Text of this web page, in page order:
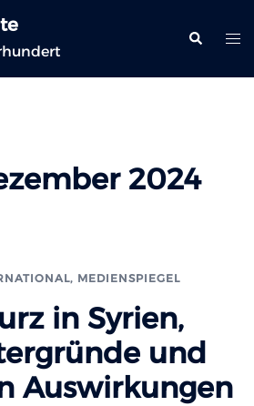
Suche
2024
, MEDIENSPIEGEL
in Syrien,
und
Auswirkungen